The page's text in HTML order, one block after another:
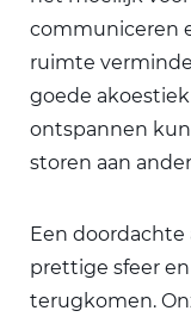
communiceren
ruimte
goede
ontspannen
storen aan
Een
prettige sfeer
terugkomen.